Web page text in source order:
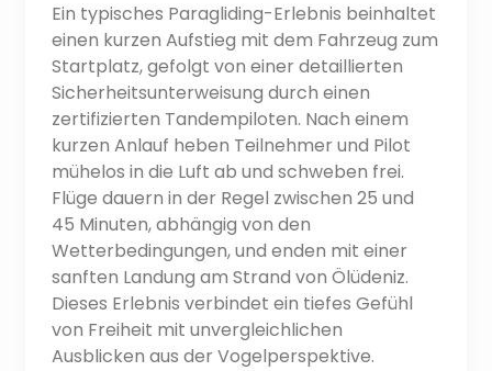
Ein typisches Paragliding-Erlebnis beinhaltet
einen kurzen Aufstieg mit dem Fahrzeug zum
Startplatz, gefolgt von einer detaillierten
Sicherheitsunterweisung durch einen
zertifizierten Tandempiloten. Nach einem
kurzen Anlauf heben Teilnehmer und Pilot
mühelos in die Luft ab und schweben frei.
Flüge dauern in der Regel zwischen 25 und
45 Minuten, abhängig von den
Wetterbedingungen, und enden mit einer
sanften Landung am Strand von Ölüdeniz.
Dieses Erlebnis verbindet ein tiefes Gefühl
von Freiheit mit unvergleichlichen
Ausblicken aus der Vogelperspektive.